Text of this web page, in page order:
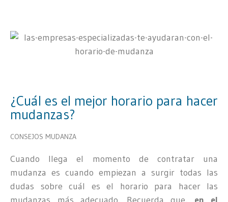
¿Cuál es el mejor horario para hacer
mudanzas?
CONSEJOS MUDANZA
Cuando llega el momento de contratar una
mudanza es cuando empiezan a surgir todas las
dudas sobre cuál es el horario para hacer las